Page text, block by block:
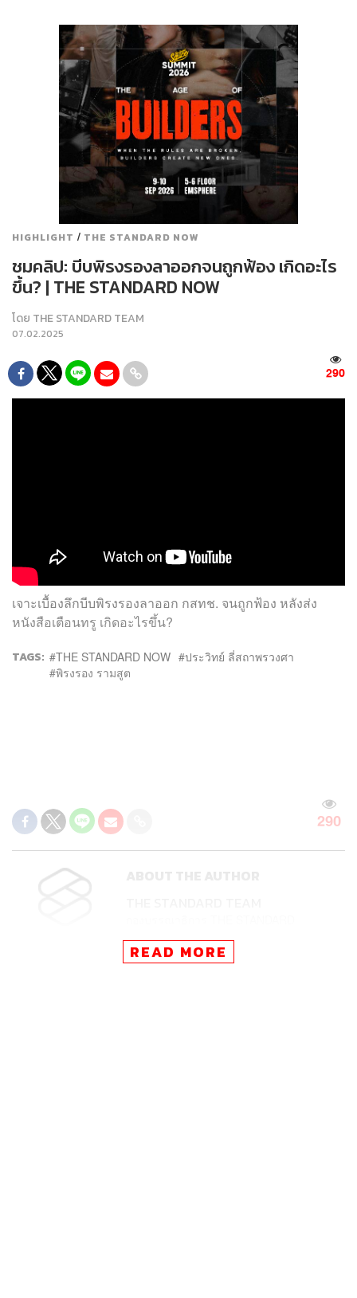
HIGHLIGHT / THE STANDARD NOW
ชมคลิป: บีบพิรงรองลาออกจนถูกฟ้อง เกิดอะไร
ขึ้น? | THE STANDARD NOW
โดย THE STANDARD TEAM
07.02.2025
290
เจาะเบื้องลึกบีบพิรงรองลาออก กสทช. จนถูกฟ้อง หลังส่ง
หนังสือเตือนทรู เกิดอะไรขึ้น?
TAGS: THE STANDARD NOW
ประวิทย์ ลี่สถาพรวงศา
พิรงรอง รามสูต
290
READ MORE